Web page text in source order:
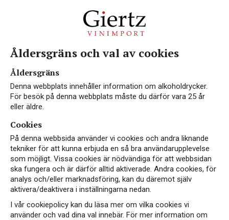
Vin med Negroamaro
Åldersgräns och val av cookies
Åldersgräns
Denna webbplats innehåller information om alkoholdrycker.
För besök på denna webbplats måste du därför vara 25 år
eller äldre.
Cookies
På denna webbsida använder vi cookies och andra liknande
tekniker för att kunna erbjuda en så bra användarupplevelse
som möjligt. Vissa cookies är nödvändiga för att webbsidan
ska fungera och är därför alltid aktiverade. Andra cookies, för
analys och/eller marknadsföring, kan du däremot själv
aktivera/deaktivera i inställningarna nedan.
I vår cookiepolicy kan du läsa mer om vilka cookies vi
använder och vad dina val innebär. För mer information om